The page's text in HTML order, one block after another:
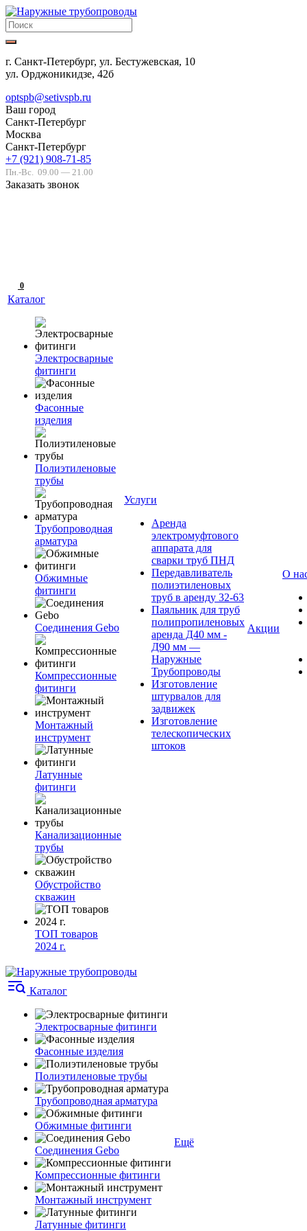
г. Санкт-Петербург, ул. Бестужевская, 10
ул. Орджоникидзе, 42б
optspb@setivspb.ru
Ваш город
Санкт-Петербург
Москва
Санкт-Петербург
+7 (921) 908-71-85
Пн.-Вс. 09.00 — 21.00
Заказать звонок
0
Каталог
Электросварные
фитинги
Фасонные
изделия
Полиэтиленовые
трубы
Трубопроводная
арматура
Обжимные
фитинги
Соединения Gebo
Компрессионные
фитинги
Монтажный
инструмент
Латунные
фитинги
Канализационные
трубы
Обустройство
скважин
ТОП товаров
2024 г.
Услуги
Аренда
электромуфтового
аппарата для
сварки труб ПНД
Передавливатель
полиэтиленовых
труб в аренду 32-63
Паяльник для труб
полипропиленовых
аренда Д40 мм -
Д90 мм —
Наружные
Трубопроводы
Изготовление
штурвалов для
задвижек
Изготовление
телескопических
штоков
Акции
О
Каталог
Электросварные фитинги
Фасонные изделия
Полиэтиленовые трубы
Трубопроводная арматура
Обжимные фитинги
Соединения Gebo
Компрессионные фитинги
Монтажный инструмент
Латунные фитинги
Ещё